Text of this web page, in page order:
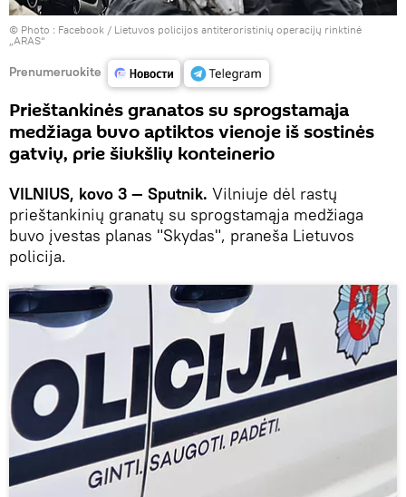
© Photo : Facebook / Lietuvos policijos antiteroristinių operacijų rinktinė
„ARAS“
Prenumeruokite
Prieštankinės granatos su sprogstamąja
medžiaga buvo aptiktos vienoje iš sostinės
gatvių, prie šiukšlių konteinerio
VILNIUS, kovo 3 — Sputnik. Vilniuje dėl rastų
prieštankinių granatų su sprogstamąja medžiaga
buvo įvestas planas "Skydas", praneša Lietuvos
policija.